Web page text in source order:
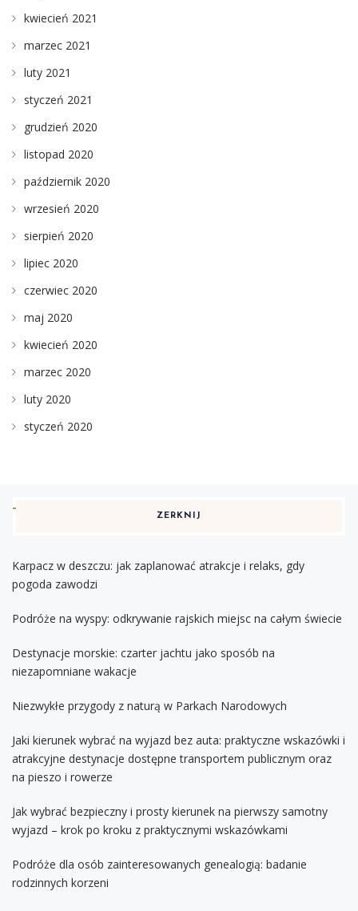
kwiecień 2021
marzec 2021
luty 2021
styczeń 2021
grudzień 2020
listopad 2020
październik 2020
wrzesień 2020
sierpień 2020
lipiec 2020
czerwiec 2020
maj 2020
kwiecień 2020
marzec 2020
luty 2020
styczeń 2020
ZERKNIJ
Karpacz w deszczu: jak zaplanować atrakcje i relaks, gdy
pogoda zawodzi
Podróże na wyspy: odkrywanie rajskich miejsc na całym świecie
Destynacje morskie: czarter jachtu jako sposób na
niezapomniane wakacje
Niezwykłe przygody z naturą w Parkach Narodowych
Jaki kierunek wybrać na wyjazd bez auta: praktyczne wskazówki i
atrakcyjne destynacje dostępne transportem publicznym oraz
na pieszo i rowerze
Jak wybrać bezpieczny i prosty kierunek na pierwszy samotny
wyjazd – krok po kroku z praktycznymi wskazówkami
Podróże dla osób zainteresowanych genealogią: badanie
rodzinnych korzeni